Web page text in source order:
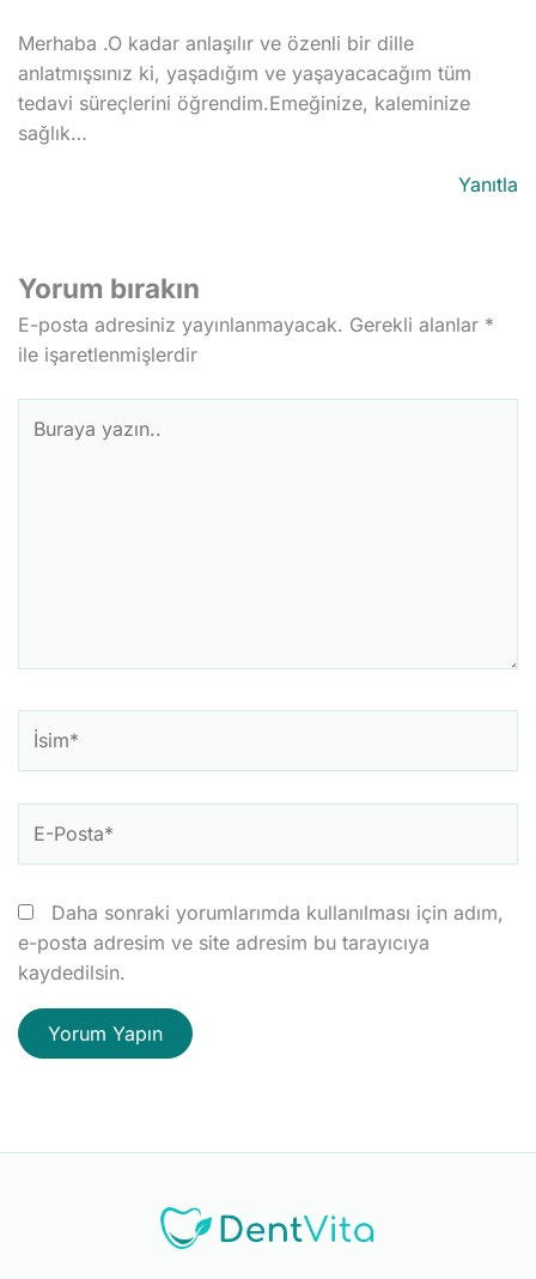
Merhaba .O kadar anlaşılır ve özenli bir dille
anlatmışsınız ki, yaşadığım ve yaşayacacağım tüm
tedavi süreçlerini öğrendim.Emeğinize, kaleminize
sağlık…
Yanıtla
Yorum bırakın
E-posta adresiniz yayınlanmayacak. Gerekli alanlar *
ile işaretlenmişlerdir
yazın..
Posta*
Daha sonraki yorumlarımda kullanılması için adım,
e-posta adresim ve site adresim bu tarayıcıya
kaydedilsin.